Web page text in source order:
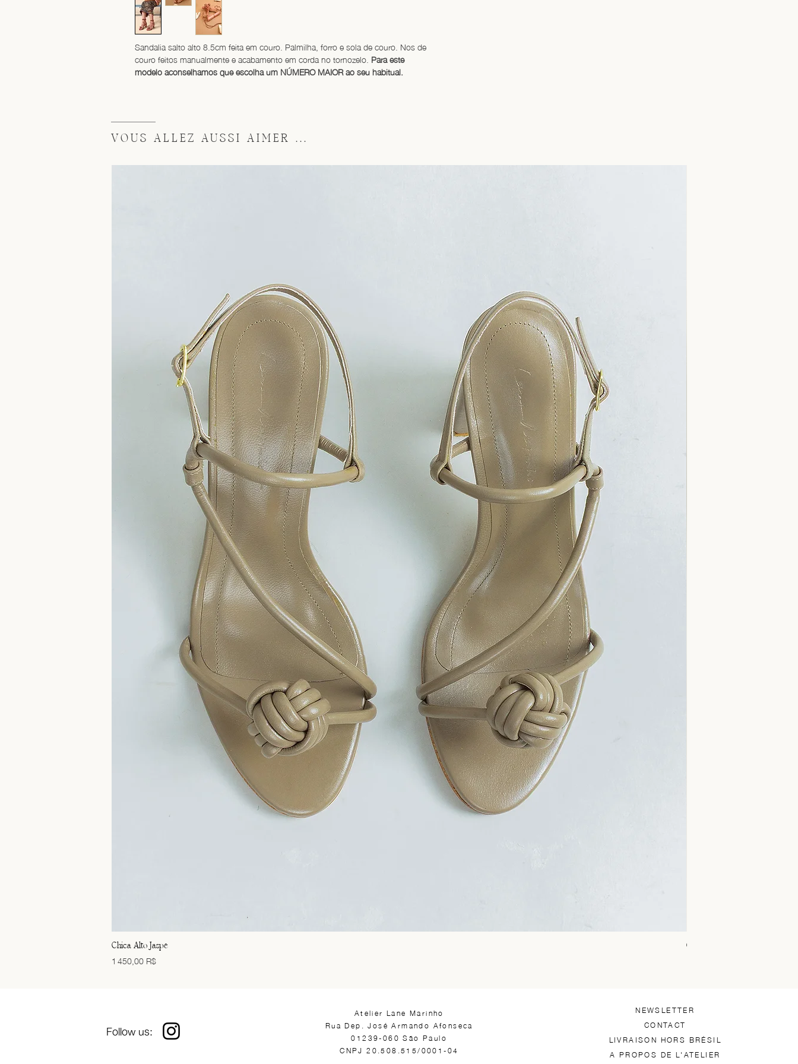
Sandalia salto alto 8.5cm feita em couro. Palmilha, forro e sola de couro. Nos de
couro feitos manualmente e acabamento em corda no tornozelo. Para este
modelo aconselhamos que escolha um NÚMERO MAIOR ao seu habitual.
VOUS ALLEZ AUSSI AIMER ...
Chica Alto Jaspe
Prix
1 450,00 R$
Chica Alto Preto
Follow us:
​Atelier Lane Marinho
Rua Dep. José Armando Afonseca
01239-060 São Paulo
CNPJ 20.508.515/0001-04
NEWSLETTER
CONTACT
LIVRAISON HORS BRÉSIL
A PROPOS DE L'ATELIER